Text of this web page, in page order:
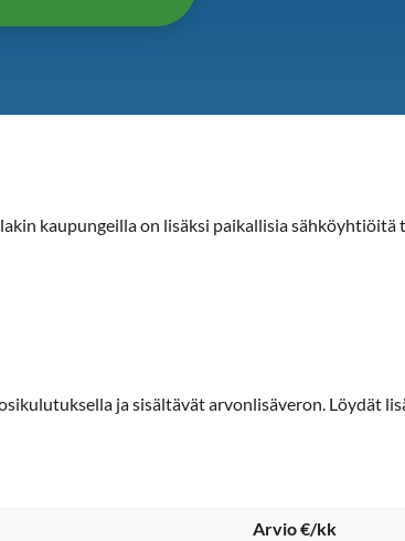
kaupungeilla on lisäksi paikallisia
ja sisältävät arvonlisäveron. Löydät
Arvio €/kk